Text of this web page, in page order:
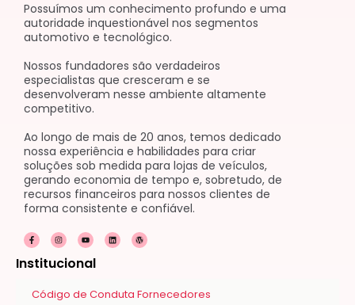
Possuímos um conhecimento profundo e uma
autoridade inquestionável nos segmentos
automotivo e tecnológico.
Nossos fundadores são verdadeiros
especialistas que cresceram e se
desenvolveram nesse ambiente altamente
competitivo.
Ao longo de mais de 20 anos, temos dedicado
nossa experiência e habilidades para criar
soluções sob medida para lojas de veículos,
gerando economia de tempo e, sobretudo, de
recursos financeiros para nossos clientes de
forma consistente e confiável.
F
a
c
e
b
k
-
I
n
s
t
a
a
m
Y
o
u
t
u
L
i
n
n
W
o
r
s
s
Institucional
Código de Conduta Fornecedores